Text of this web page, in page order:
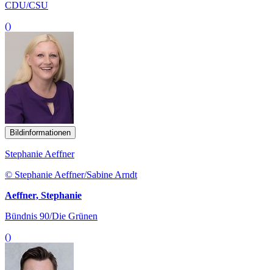
CDU/CSU
()
Bildinformationen
Stephanie Aeffner
© Stephanie Aeffner/Sabine Arndt
Aeffner, Stephanie
Bündnis 90/Die Grünen
()